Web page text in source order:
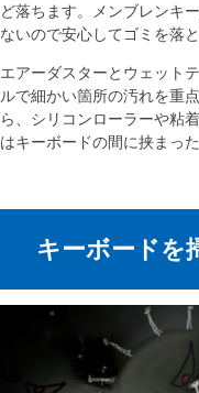
ど落ちます。メンブレンキ
ないので安心してゴミを落
エアーダスターとウェット
ルで細かい箇所の汚れを重
ら、シリコンローラーや粘
はキーボードの間に挟まっ
キーボードを